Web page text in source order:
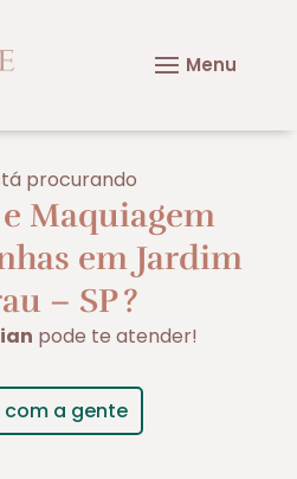
procurando
Maquiagem
em Jardim
– SP?
pode te atender!
com a gente